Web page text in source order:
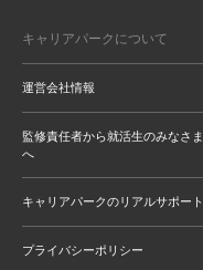
キャリアパークについて
運営会社情報
監修責任者から就活生のみなさま
へ
キャリアパークのリアルサポート
プライバシーポリシー